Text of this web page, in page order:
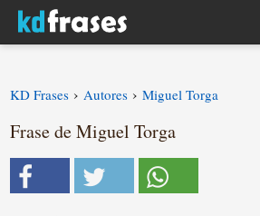
KD Frases › Autores › Miguel Torga
Frase de Miguel Torga